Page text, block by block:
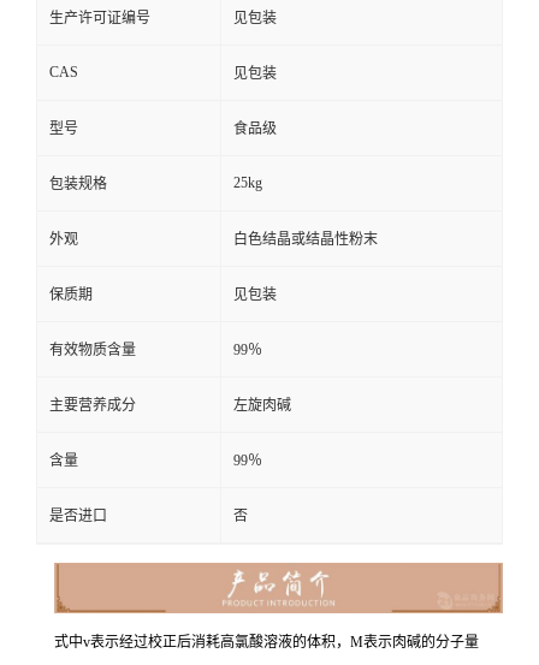
生产许可证编号 见包装
CAS 见包装
型号 食品级
包装规格 25kg
外观 白色结晶或结晶性粉末
保质期 见包装
有效物质含量 99％
主要营养成分 左旋肉碱
含量 99％
是否进口 否
式中v表示经过校正后消耗高氯酸溶液的体积， M表示肉碱的分子量